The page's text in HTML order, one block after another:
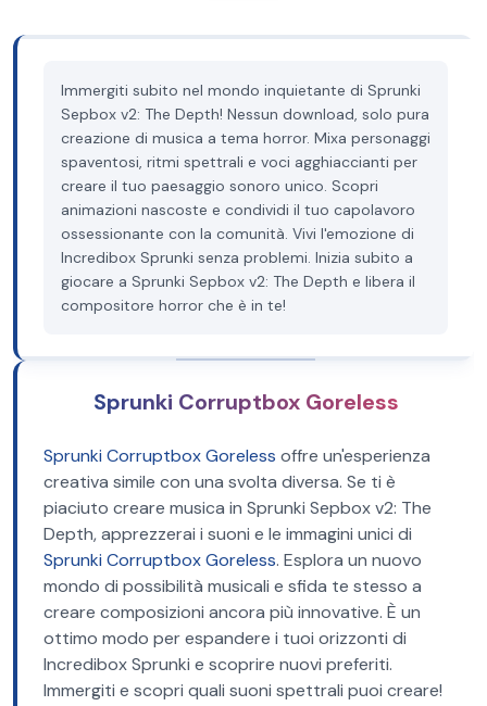
Immergiti subito nel mondo inquietante di Sprunki
Sepbox v2: The Depth! Nessun download, solo pura
creazione di musica a tema horror. Mixa personaggi
spaventosi, ritmi spettrali e voci agghiaccianti per
creare il tuo paesaggio sonoro unico. Scopri
animazioni nascoste e condividi il tuo capolavoro
ossessionante con la comunità. Vivi l'emozione di
Incredibox Sprunki senza problemi. Inizia subito a
giocare a Sprunki Sepbox v2: The Depth e libera il
compositore horror che è in te!
Sprunki Corruptbox Goreless
Sprunki Corruptbox Goreless offre un'esperienza
creativa simile con una svolta diversa. Se ti è
piaciuto creare musica in Sprunki Sepbox v2: The
Depth, apprezzerai i suoni e le immagini unici di
Sprunki Corruptbox Goreless. Esplora un nuovo
mondo di possibilità musicali e sfida te stesso a
creare composizioni ancora più innovative. È un
ottimo modo per espandere i tuoi orizzonti di
Incredibox Sprunki e scoprire nuovi preferiti.
Immergiti e scopri quali suoni spettrali puoi creare!